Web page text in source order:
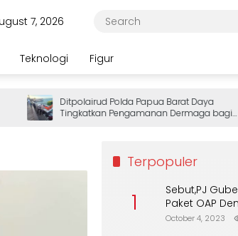
7, 2026
Teknologi Figur
Ditpolairud Polda Papua Barat Daya
Tingkatkan Pengamanan Dermaga bagi
Wisatawan
Terpopuler
1
Sebut,PJ
Paket OAP
October 4, 2023